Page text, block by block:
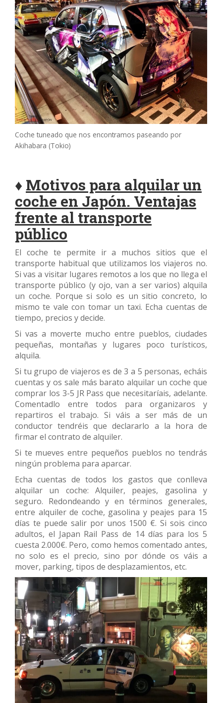
Coche tuneado que nos encontramos paseando por
Akihabara (Tokio)
♦ Motivos para alquilar un
coche en Japón. Ventajas
frente al transporte
público
El coche te permite ir a muchos sitios que el
transporte habitual que utilizamos los viajeros no.
Si vas a visitar lugares remotos a los que no llega el
transporte público (y ojo, van a ser varios) alquila
un coche. Porque si solo es un sitio concreto, lo
mismo te vale con tomar un taxi. Echa cuentas de
tiempo, precios y decide.
Si vas a moverte mucho entre pueblos, ciudades
pequeñas, montañas y lugares poco turísticos,
alquila.
Si tu grupo de viajeros es de 3 a 5 personas, echáis
cuentas y os sale más barato alquilar un coche que
comprar los 3-5 JR Pass que necesitaríais, adelante.
Comentadlo entre todos para organizaros y
repartiros el trabajo. Si váis a ser más de un
conductor tendréis que declararlo a la hora de
firmar el contrato de alquiler.
Si te mueves entre pequeños pueblos no tendrás
ningún problema para aparcar.
Echa cuentas de todos los gastos que conlleva
alquilar un coche: Alquiler, peajes, gasolina y
seguro. Redondeando y en términos generales,
entre alquiler de coche, gasolina y peajes para 15
días te puede salir por unos 1500 €. Si sois cinco
adultos, el Japan Rail Pass de 14 días para los 5
cuesta 2.000€. Pero, como hemos comentado antes,
no solo es el precio, sino por dónde os váis a
mover, parking, tipos de desplazamientos, etc.